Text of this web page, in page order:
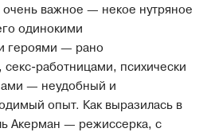
важное — некое нутряное
одинокими
героями — рано
работницами, психически
— неудобный и
опыт. Как выразилась в
Акерман — режиссерка, с